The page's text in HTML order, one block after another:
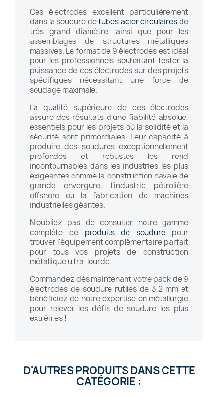
Ces électrodes excellent particulièrement
dans la soudure detubes acier circulairesde
très grand diamètre, ainsi que pour les
assemblages de structures métalliques
massives. Le format de 9 électrodes est idéal
pour les professionnels souhaitant tester la
puissance de ces électrodes sur des projets
spécifiques nécessitant une force de
soudage maximale.
La qualité supérieure de ces électrodes
assure des résultats d'une fiabilité absolue,
essentiels pour les projets où la solidité et la
sécurité sont primordiales. Leur capacité à
produire des soudures exceptionnellement
profondes et robustes les rend
incontournables dans les industries les plus
exigeantes comme la construction navale de
grande envergure, l'industrie pétrolière
offshore ou la fabrication de machines
industrielles géantes.
N'oubliez pas de consulter notre gamme
complète de produits de soudure pour
trouver l'équipement complémentaire parfait
pour tous vos projets de construction
métallique ultra-lourde.
Commandez dès maintenant votre pack de 9
électrodes de soudure rutiles de 3,2 mm et
bénéficiez de notre expertise en métallurgie
pour relever les défis de soudure les plus
extrêmes !
D'AUTRES PRODUITS DANS CETTE
CATÉGORIE :